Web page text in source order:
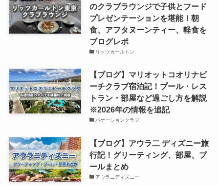
のクラブラウンジで子供とフード
プレゼンテーションを堪能！朝
食、アフタヌーンティー、軽食を
ブログレポ
リッツカールトン
【ブログ】マリオットコオリナビ
ーチクラブ宿泊記！プール・レス
トラン・部屋など過ごし方を解説
※2026年の情報を追記
バケーションクラブ
【ブログ】アウラ二 ディズニー旅
行記！グリーティング、部屋、プ
ールまとめ
アウラニディズニー